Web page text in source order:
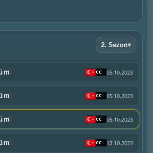
2. Sezon▾
05.10.2023
05.10.2023
05.10.2023
12.10.2023